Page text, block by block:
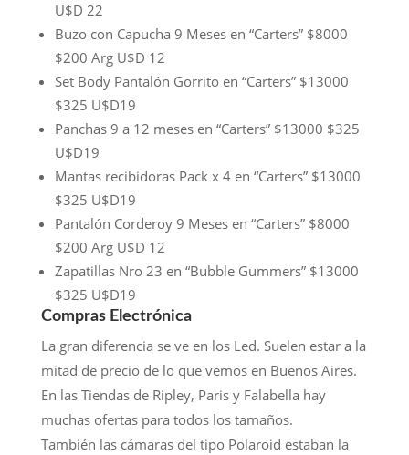
U$D 22
Buzo con Capucha 9 Meses en “Carters” $8000
$200 Arg U$D 12
Set Body Pantalón Gorrito en “Carters” $13000
$325 U$D19
Panchas 9 a 12 meses en “Carters” $13000 $325
U$D19
Mantas recibidoras Pack x 4 en “Carters” $13000
$325 U$D19
Pantalón Corderoy 9 Meses en “Carters” $8000
$200 Arg U$D 12
Zapatillas Nro 23 en “Bubble Gummers” $13000
$325 U$D19
Compras Electrónica
La gran diferencia se ve en los Led. Suelen estar a la
mitad de precio de lo que vemos en Buenos Aires.
En las Tiendas de Ripley, Paris y Falabella hay
muchas ofertas para todos los tamaños.
También las cámaras del tipo Polaroid estaban la